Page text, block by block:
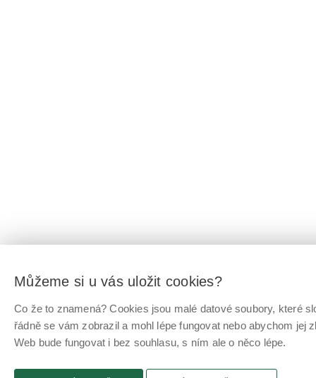
Můžeme si u vás uložit cookies?
Co že to znamená? Cookies jsou malé datové soubory, které
řádně se vám zobrazil a mohl lépe fungovat nebo abychom
Web bude fungovat i bez souhlasu, s ním ale o něco lépe.